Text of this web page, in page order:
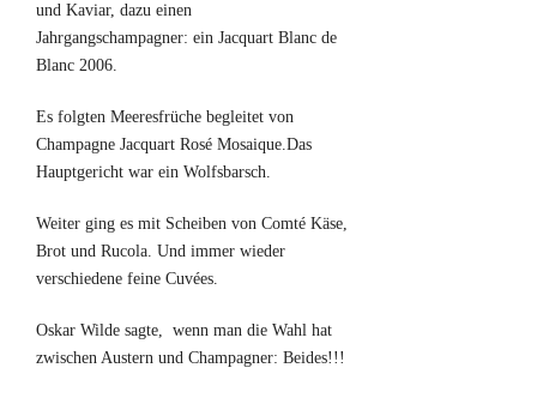
und Kaviar, dazu einen
Jahrgangschampagner: ein Jacquart Blanc de
Blanc 2006.
Es folgten Meeresfrüche begleitet von
Champagne Jacquart Rosé Mosaique.Das
Hauptgericht war ein Wolfsbarsch.
Weiter ging es mit Scheiben von Comté Käse,
Brot und Rucola. Und immer wieder
verschiedene feine Cuvées.
Oskar Wilde sagte, wenn man die Wahl hat
zwischen Austern und Champagner: Beides!!!